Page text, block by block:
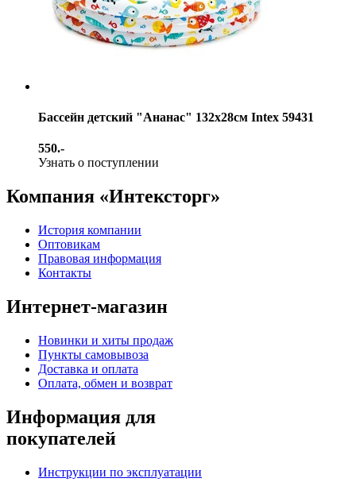
Бассейн детский "Ананас" 132х28см Intex 59431
550.-
Узнать о поступлении
Компания «Интексторг»
История компании
Оптовикам
Правовая информация
Контакты
Интернет-магазин
Новинки и хиты продаж
Пункты самовывоза
Доставка и оплата
Оплата, обмен и возврат
Информация для
покупателей
Инструкции по эксплуатации